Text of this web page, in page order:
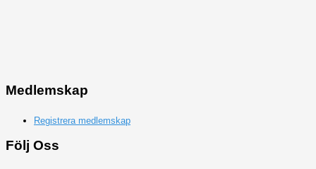
Medlemskap
Registrera medlemskap
Följ Oss